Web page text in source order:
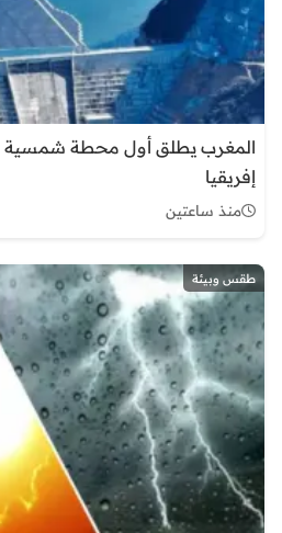
المغرب يطلق أول محطة شمسية
إفريقيا
منذ ساعتين
طقس وبيئة